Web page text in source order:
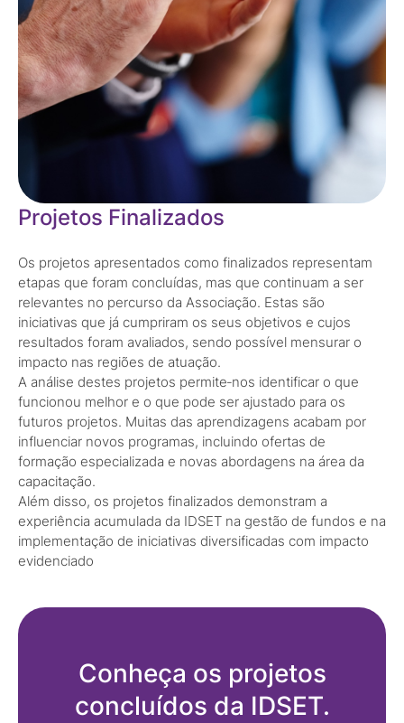
Projetos Finalizados
Os projetos apresentados como finalizados representam
etapas que foram concluídas, mas que continuam a ser
relevantes no percurso da Associação. Estas são
iniciativas que já cumpriram os seus objetivos e cujos
resultados foram avaliados, sendo possível mensurar o
impacto nas regiões de atuação.
A análise destes projetos permite‑nos identificar o que
funcionou melhor e o que pode ser ajustado para os
futuros projetos. Muitas das aprendizagens acabam por
influenciar novos programas, incluindo ofertas de
formação especializada e novas abordagens na área da
capacitação.
Além disso, os projetos finalizados demonstram a
experiência acumulada da IDSET na gestão de fundos e na
implementação de iniciativas diversificadas com impacto
evidenciado
Conheça os projetos
concluídos da IDSET.